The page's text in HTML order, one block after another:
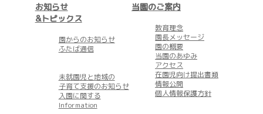
お知らせ
&トピックス
園からのお知らせ
ふたば通信
未就園児と地域の
子育て支援のお知らせ
入園に関する
Information
当園のご案内
教育理念
園長メッセージ
園の概要
当園のあゆみ
アクセス
在園児向け提出書類
情報公開
個人情報保護方針